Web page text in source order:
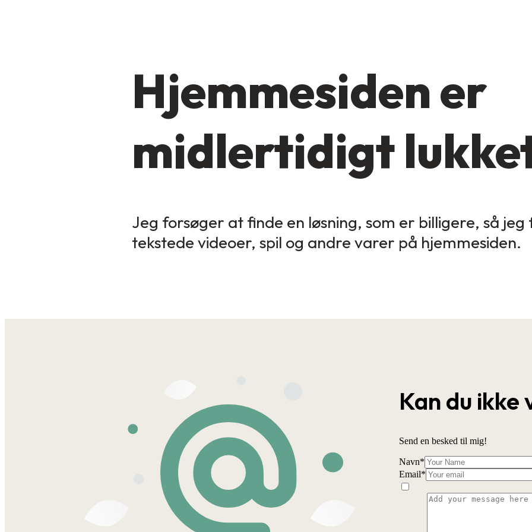
Hjemmesiden er
midlertidigt
Jeg forsøger at finde en løsning, som er billigere, så
tekstede videoer, spil og andre varer på hjemmesiden.
Kan du ikke
Send en besked til mig!
Navn*
Email*